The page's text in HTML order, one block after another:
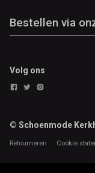
Bestellen via
Volg ons
© Schoenmode
Retourneren Cookie